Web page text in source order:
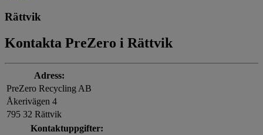
Rättvik
Kontakta PreZero i Rättvik
Adress:
PreZero Recycling AB
Åkerivägen 4
795 32 Rättvik
Kontaktuppgifter: